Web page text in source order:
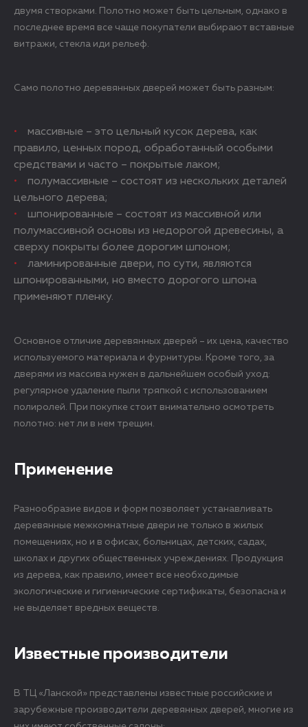
двумя створками. Полотно может быть цельным, однако в
последнее время все чаще покупатели выбирают вставные
витражи, стекла иди рельеф.
Само полотно деревянных дверей может быть разным:
массивные – это цельный кусок дерева, как
правило, ценных пород, обработанный особыми
средствами и часто – покрытые лаком;
полумассивные – состоят из нескольких деталей
цельного дерева;
шпонированные – состоят из массивной или
полумассивной основы из недорогой древесины, а
сверху покрыты более дорогим шпоном;
ламинированные двери, по сути, являются
шпонированными, но вместо дорогого шпона
применяют пленку.
Основное отличие деревянных дверей – их цена, качество
используемого материала и фурнитуры. Кроме того, за
дверями из массива нужен в дальнейшем особый уход:
регулярное удаление пыли тряпкой с использованием
полиролей. При покупке стоит внимательно осмотреть
полотно: нет ли в нем трещин.
Применение
Разнообразие видов и форм позволяет устанавливать
деревянные межкомнатные двери не только в жилых
помещениях, но и в офисах, больницах, детских, садах,
школах и других общественных учреждениях. Продукция
из дерева, как правило, имеет все необходимые
экологические и гигиенические сертификаты, безопасна и
не выделяет вредных веществ.
Известные производители
В ТЦ «Ланской» представлены известные российские и
зарубежные производители деревянных дверей, многие из